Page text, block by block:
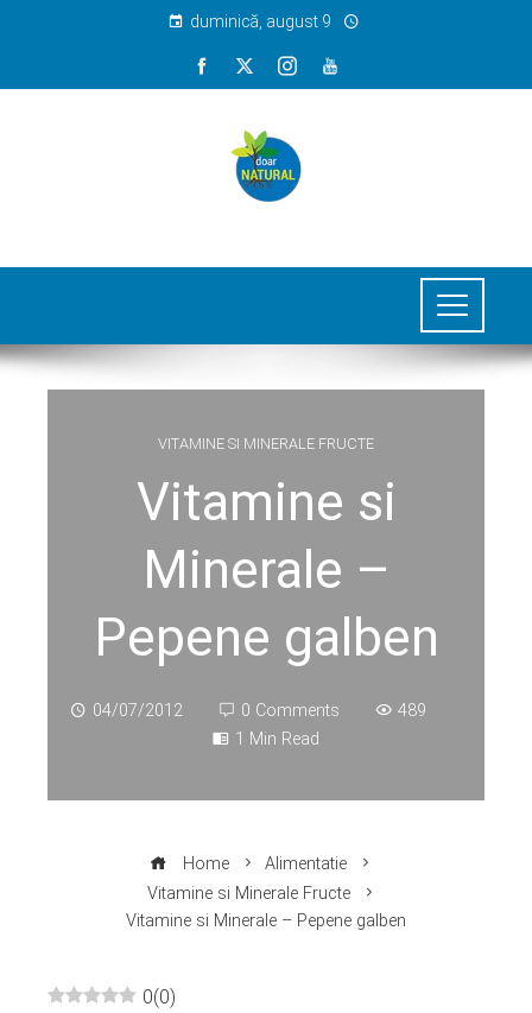
duminică, august 9
VITAMINE SI MINERALE FRUCTE
Vitamine si
Minerale –
Pepene galben
04/07/2012 0 Comments
489
1 Min Read
Home
Alimentatie
Vitamine si Minerale Fructe
Vitamine si Minerale – Pepene galben
0(0)